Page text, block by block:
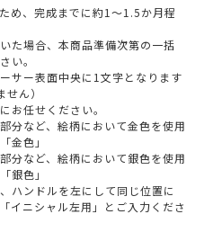
め、完成までに約1～1.5か月程
た場合、本商品準備次第の一括
い。
サー表面中央に1文字となります
ん）
お任せください。
分など、絵柄において金色を使用
金色」
分など、絵柄において銀色を使用
銀色」
ハンドルを左にして同じ位置に
イニシャル左用」とご入力くださ